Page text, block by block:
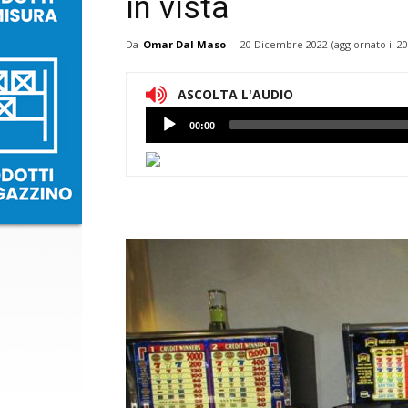
in vista
Da Omar Dal Maso - 20 Dicembre 2022 (aggiornato il
ASCOLTA L'AUDIO
Lettore
Audio
00:00